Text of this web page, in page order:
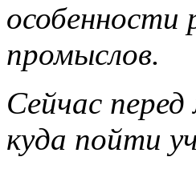
особенности
промыслов.
Сейчас
куда пойти